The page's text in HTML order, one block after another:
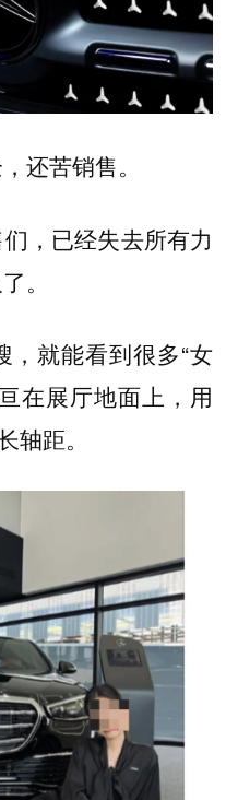
还苦销售。
，已经失去所有力
。
，就能看到很多“女
在展厅地面上，用
轴距。